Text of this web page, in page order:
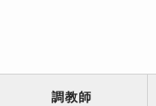
調教師